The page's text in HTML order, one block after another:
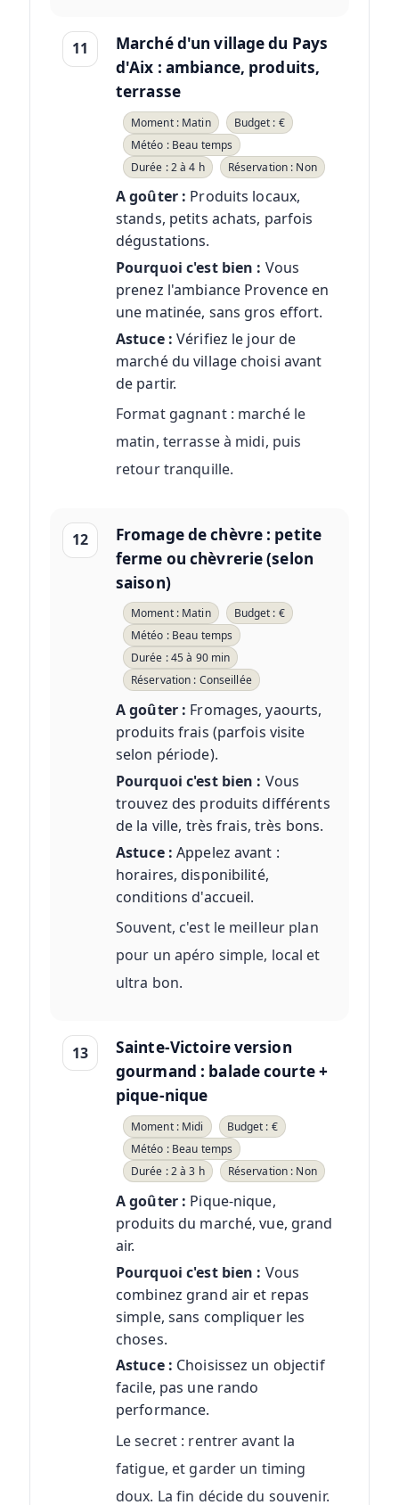
11
Marché d'un village du Pays
d'Aix : ambiance, produits,
terrasse
Moment : Matin
Budget : €
Météo : Beau temps
Durée : 2 à 4 h
Réservation : Non
A goûter : Produits locaux,
stands, petits achats, parfois
dégustations.
Pourquoi c'est bien : Vous
prenez l'ambiance Provence en
une matinée, sans gros effort.
Astuce : Vérifiez le jour de
marché du village choisi avant
de partir.
Format gagnant : marché le
matin, terrasse à midi, puis
retour tranquille.
12
Fromage de chèvre : petite
ferme ou chèvrerie (selon
saison)
Moment : Matin
Budget : €
Météo : Beau temps
Durée : 45 à 90 min
Réservation : Conseillée
A goûter : Fromages, yaourts,
produits frais (parfois visite
selon période).
Pourquoi c'est bien : Vous
trouvez des produits différents
de la ville, très frais, très bons.
Astuce : Appelez avant :
horaires, disponibilité,
conditions d'accueil.
Souvent, c'est le meilleur plan
pour un apéro simple, local et
ultra bon.
13
Sainte-Victoire version
gourmand : balade courte +
pique-nique
Moment : Midi
Budget : €
Météo : Beau temps
Durée : 2 à 3 h
Réservation : Non
A goûter : Pique-nique,
produits du marché, vue, grand
air.
Pourquoi c'est bien : Vous
combinez grand air et repas
simple, sans compliquer les
choses.
Astuce : Choisissez un objectif
facile, pas une rando
performance.
Le secret : rentrer avant la
fatigue, et garder un timing
doux. La fin décide du souvenir.